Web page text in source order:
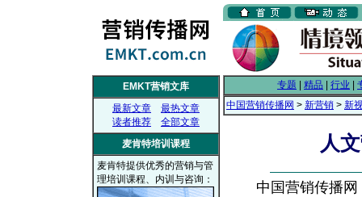
EMKT营销文库
最新文章
最热文章
读者推荐
全部文章
麦肯特培训课程
麦肯特提供优秀的营销与管
理培训课程、内训与咨询：
专题 精品 行业
中国营销传播网 > 新营销 > 新
人
中国营销传播